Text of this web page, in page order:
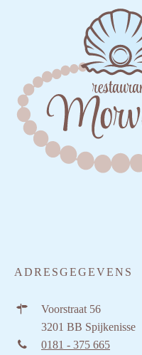
ADRESGEGEVENS
Voorstraat 56
3201 BB Spijkenisse
0181 - 375 665